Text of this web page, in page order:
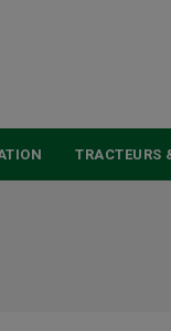
TRACTEURS